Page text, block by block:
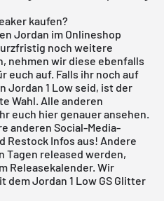
kaufen?
Jordan im Onlineshop
noch weitere
nehmen wir diese ebenfalls
euch auf. Falls ihr noch auf
Jordan 1 Lowseid, ist der
Wahl. Alle anderen
euch hiergenauer ansehen.
anderen Social-Media-
Restock Infos aus! Andere
Tagen released werden,
Releasekalender. Wir
dem Jordan 1 Low GS Glitter